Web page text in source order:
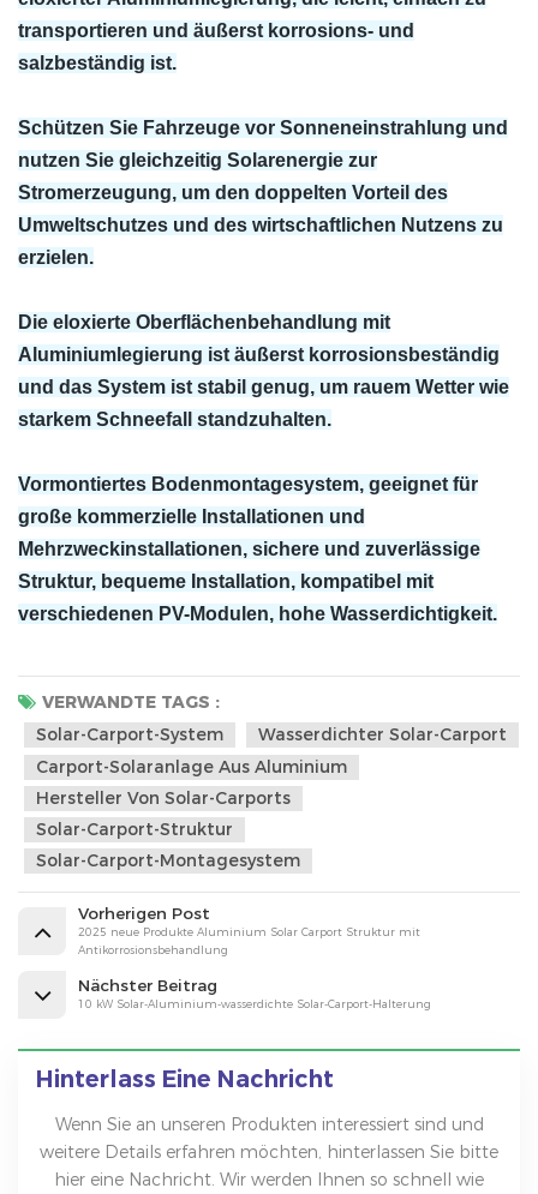
transportieren und äußerst korrosions- und
salzbeständig ist.
Schützen Sie Fahrzeuge vor Sonneneinstrahlung und
nutzen Sie gleichzeitig Solarenergie zur
Stromerzeugung, um den doppelten Vorteil des
Umweltschutzes und des wirtschaftlichen Nutzens zu
erzielen.
Die eloxierte Oberflächenbehandlung mit
Aluminiumlegierung ist äußerst korrosionsbeständig
und das System ist stabil genug, um rauem Wetter wie
starkem Schneefall standzuhalten.
Vormontiertes Bodenmontagesystem, geeignet für
große kommerzielle Installationen und
Mehrzweckinstallationen, sichere und zuverlässige
Struktur, bequeme Installation, kompatibel mit
verschiedenen PV-Modulen, hohe Wasserdichtigkeit.
VERWANDTE TAGS :
Solar-Carport-System
Wasserdichter Solar-Carport
Carport-Solaranlage Aus Aluminium
Hersteller Von Solar-Carports
Solar-Carport-Struktur
Solar-Carport-Montagesystem
Vorherigen Post
2025 neue Produkte Aluminium Solar Carport Struktur mit
Antikorrosionsbehandlung
Nächster Beitrag
10 kW Solar-Aluminium-wasserdichte Solar-Carport-Halterung
Hinterlass Eine Nachricht
Wenn Sie an unseren Produkten interessiert sind und
weitere Details erfahren möchten, hinterlassen Sie bitte
hier eine Nachricht. Wir werden Ihnen so schnell wie